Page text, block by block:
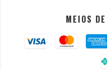
MEIOS